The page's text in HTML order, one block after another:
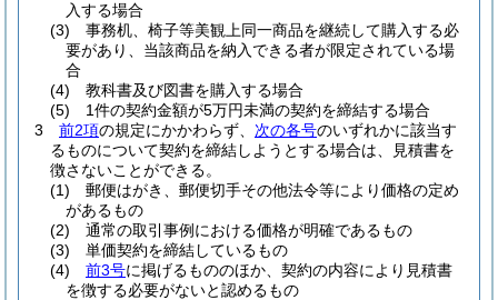
入する場合
(3)
事務机、椅子等美観上同一商品を継続して購入する必
要があり、当該商品を納入できる者が限定されている場
合
(4)
教科書及び図書を購入する場合
(5)
1件の契約金額が5万円未満の契約を締結する場合
3
前2項の規定にかかわらず、 次の各号のいずれかに該当す
るものについて契約を締結しようとする場合は、見積書を
徴さないことができる。
(1)
郵便はがき、郵便切手その他法令等により価格の定め
があるもの
(2)
通常の取引事例における価格が明確であるもの
(3)
単価契約を締結しているもの
(4)
前3号に掲げるもののほか、契約の内容により見積書
を徴する必要がないと認めるもの